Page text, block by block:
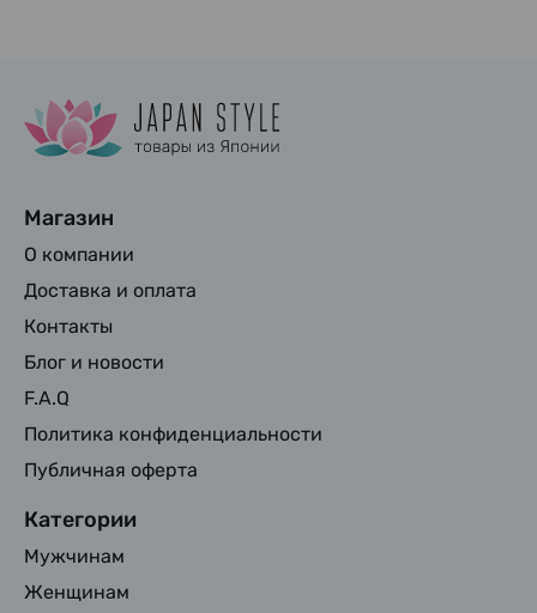
Магазин
О компании
Доставка и оплата
Контакты
Блог и новости
F.A.Q
Политика конфиденциальности
Публичная оферта
Категории
Мужчинам
Женщинам